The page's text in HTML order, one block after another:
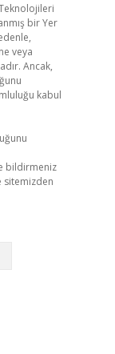
bir Yer
veya
Ancak,
kabul
bildirmeniz
sitemizden